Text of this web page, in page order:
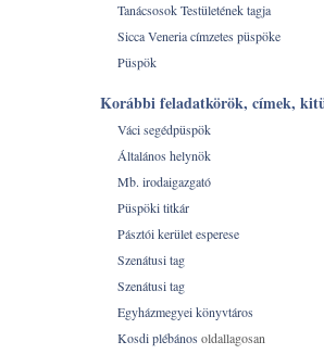
Tanácsosok Testületének tagja
Sicca Veneria címzetes püspöke
Püspök
Korábbi feladatkörök, címek,
Váci segédpüspök
Általános helynök
Mb. irodaigazgató
Püspöki titkár
Pásztói kerület esperese
Szenátusi tag
Szenátusi tag
Egyházmegyei könyvtáros
Kosdi plébános oldallagosan